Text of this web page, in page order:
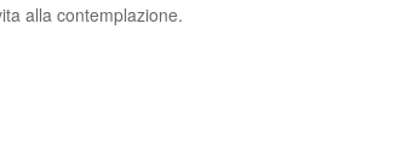
allacontemplazione.